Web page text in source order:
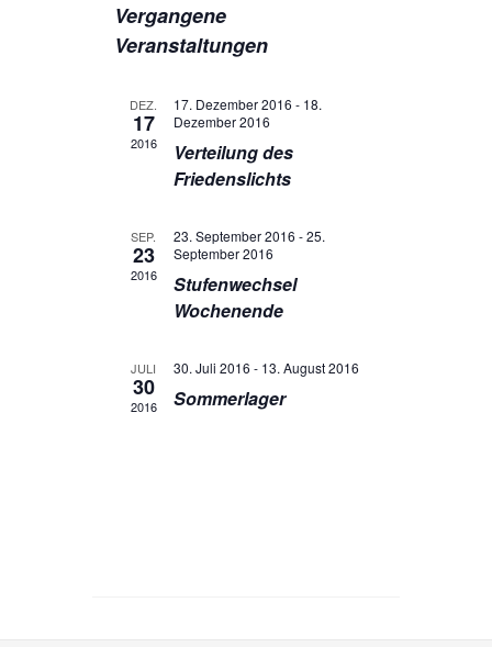
Vergangene
Veranstaltungen
DEZ.
17
2016
17. Dezember 2016 - 18.
Dezember 2016
Verteilung des
Friedenslichts
SEP.
23
2016
23. September 2016 -25.
September 2016
Stufenwechsel
Wochenende
JULI
30
2016
30. Juli 2016 - 13. August 2016
Sommerlager